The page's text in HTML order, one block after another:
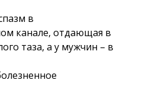
в
канале, отдающая в
таза, а у мужчин – в